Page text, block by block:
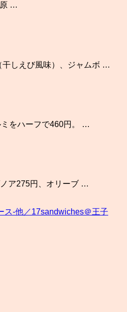
原 …
干しえび風味）、ジャムボ …
をハーフで460円。 …
ア275円、オリーブ …
ス-他／17sandwiches＠王子